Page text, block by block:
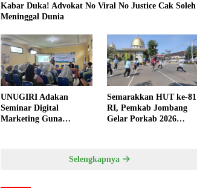
Kabar Duka! Advokat No Viral No Justice Cak Soleh
Meninggal Dunia
UNUGIRI Adakan
Seminar Digital
Marketing Guna
Semarakkan HUT ke-81
RI, Pemkab Jombang
Gelar Porkab 2026
Selengkapnya